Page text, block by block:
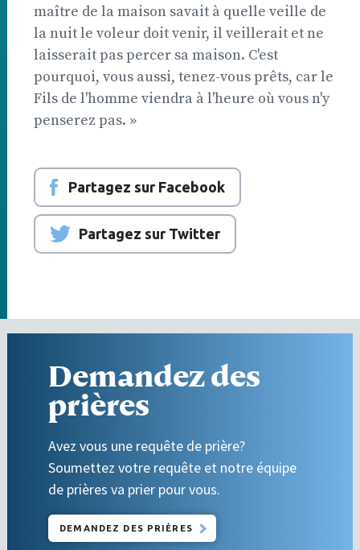
maître de la maison savait à quelle veille de
la nuit le voleur doit venir, il veillerait et ne
laisserait pas percer sa maison. C'est
pourquoi, vous aussi, tenez-vous prêts, car le
Fils de l'homme viendra à l'heure où vous n'y
penserez pas. »
Partagez sur Facebook
Partagez sur Twitter
Demandez des
prières
Avez vous une requête de prière?
Soumettez votre requête et notre équipe
de prières va prier pour vous.
DEMANDEZ DES PRIÈRES